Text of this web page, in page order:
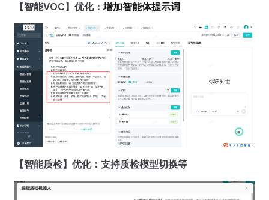
【智能VOC】优化： 增加智能体提示词
【智能质检】优化：支持质检模型切换等